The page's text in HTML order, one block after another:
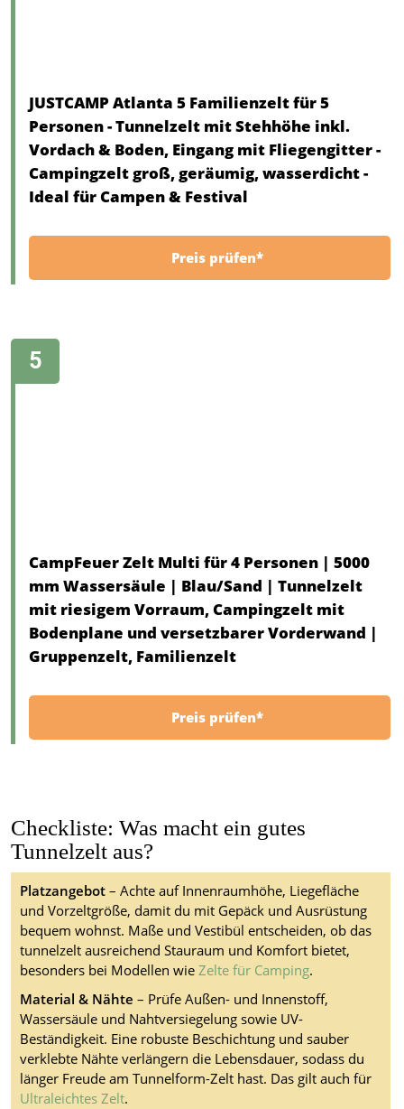
JUSTCAMP Atlanta 5 Familienzelt für 5
Personen - Tunnelzelt mit Stehhöhe inkl.
Vordach & Boden, Eingang mit Fliegengitter -
Campingzelt groß, geräumig, wasserdicht -
Ideal für Campen & Festival
Preis prüfen*
CampFeuer Zelt Multi für 4 Personen | 5000
mm Wassersäule | Blau/Sand | Tunnelzelt
mit riesigem Vorraum, Campingzelt mit
Bodenplane und versetzbarer Vorderwand |
Gruppenzelt, Familienzelt
Preis prüfen*
Checkliste: Was macht ein gutes
Tunnelzelt aus?
Platzangebot– Achte auf Innenraumhöhe, Liegefläche
und Vorzeltgröße, damit du mit Gepäck und Ausrüstung
bequem wohnst. Maße und Vestibül entscheiden, ob das
tunnelzelt ausreichend Stauraum und Komfort bietet,
besonders bei Modellen wieZelte für Camping.
Material & Nähte – Prüfe Außen- und Innenstoff,
Wassersäule und Nahtversiegelung sowie UV-
Beständigkeit. Eine robuste Beschichtung und sauber
verklebte Nähte verlängern die Lebensdauer, sodass du
länger Freude am Tunnelform-Zelt hast. Das gilt auch für
Ultraleichtes Zelt.